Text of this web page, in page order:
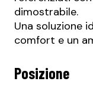
dimostrabile.
Una soluzione
comfort e un
Posizione